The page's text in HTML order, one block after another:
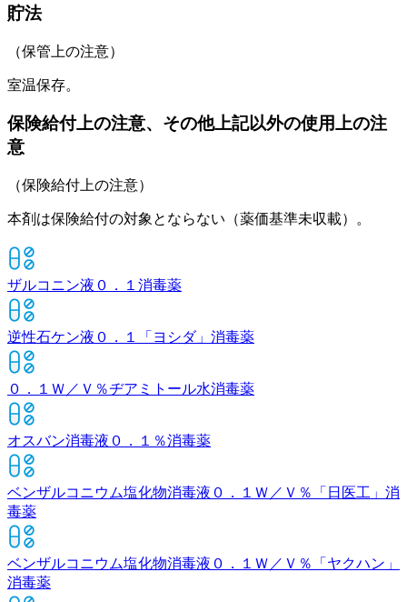
貯法
（保管上の注意）
室温保存。
保険給付上の注意、その他上記以外の使用上の注
意
（保険給付上の注意）
本剤は保険給付の対象とならない（薬価基準未収載）。
ザルコニン液０．１ 消毒薬
逆性石ケン液０．１「ヨシダ」 消毒薬
０．１Ｗ／Ｖ％ヂアミトール水消毒薬
オスバン消毒液０．１％消毒薬
ベンザルコニウム塩化物消毒液０．１Ｗ／Ｖ％「日医工」 消
毒薬
ベンザルコニウム塩化物消毒液０．１Ｗ／Ｖ％「ヤクハン」
消毒薬